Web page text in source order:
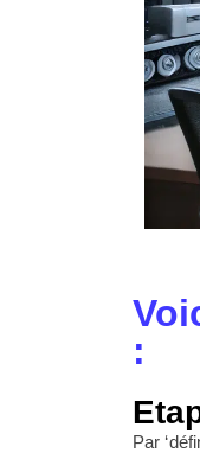
:
Par